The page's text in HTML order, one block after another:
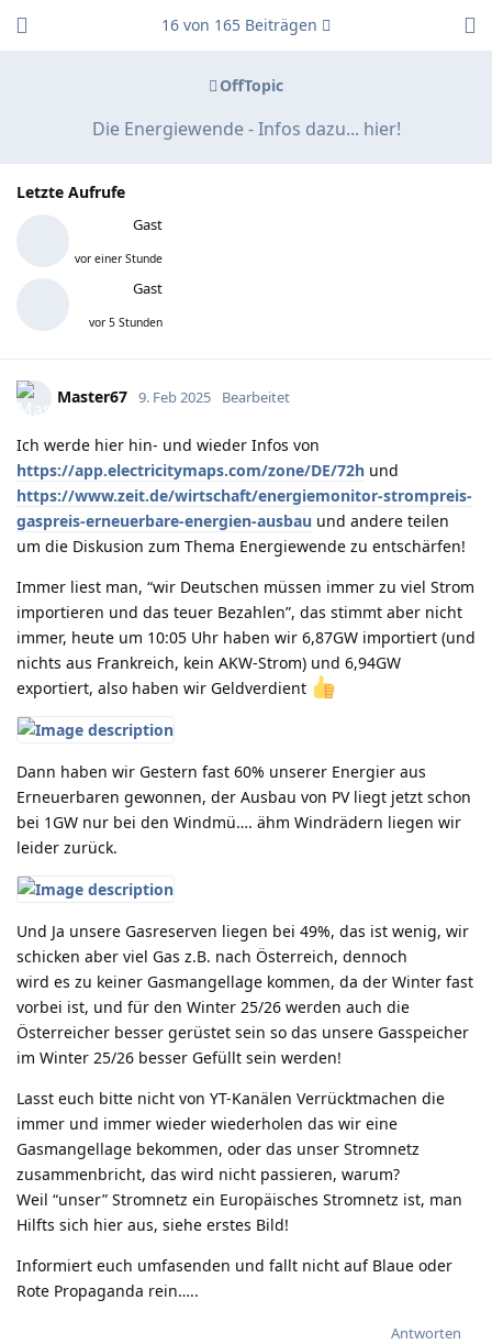
OffTopic
Die Energiewende - Infos dazu... hier!
Letzte Aufrufe
Gast
vor einer Stunde
Gast
vor 5 Stunden
16 von 165 Beiträgen
Master67 9. Feb 2025 Bearbeitet
Ich werde hier hin- und wieder Infos von
https://app.electricitymaps.com/zone/DE/72h und
https://www.zeit.de/wirtschaft/energiemonitor-strompreis-
gaspreis-erneuerbare-energien-ausbau und andere teilen
um die Diskusion zum Thema Energiewende zu entschärfen!
Immer liest man, “wir Deutschen müssen immer zu viel Strom
importieren und das teuer Bezahlen”, das stimmt aber nicht
immer, heute um 10:05 Uhr haben wir 6,87GW importiert (und
nichts aus Frankreich, kein AKW-Strom) und 6,94GW
exportiert, also haben wir Geldverdient
Dann haben wir Gestern fast 60% unserer Energier aus
Erneuerbaren gewonnen, der Ausbau von PV liegt jetzt schon
bei 1GW nur bei den Windmü…. ähm Windrädern liegen wir
leider zurück.
Und Ja unsere Gasreserven liegen bei 49%, das ist wenig, wir
schicken aber viel Gas z.B. nach Österreich, dennoch
wird es zu keiner Gasmangellage kommen, da der Winter fast
vorbei ist, und für den Winter 25/26 werden auch die
Österreicher besser gerüstet sein so das unsere Gasspeicher
im Winter 25/26 besser Gefüllt sein werden!
Lasst euch bitte nicht von YT-Kanälen Verrücktmachen die
immer und immer wieder wiederholen das wir eine
Gasmangellage bekommen, oder das unser Stromnetz
zusammenbricht, das wird nicht passieren, warum?
Weil “unser” Stromnetz ein Europäisches Stromnetz ist, man
Hilfts sich hier aus, siehe erstes Bild!
Informiert euch umfasenden und fallt nicht auf Blaue oder
Rote Propaganda rein…..
Antworten